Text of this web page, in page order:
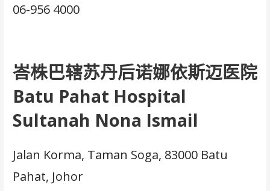
06-956 4000
峇株巴辖苏丹后诺娜依斯迈医院
Batu Pahat Hospital
Sultanah Nona Ismail
Jalan Korma, Taman Soga, 83000 Batu
Pahat, Johor